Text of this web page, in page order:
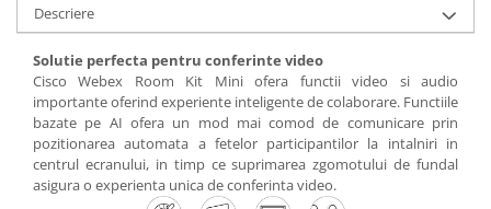
Descriere
Solutie perfecta pentru conferinte video
Cisco Webex Room Kit Mini ofera functii video si audio
importante oferind experiente inteligente de colaborare. Functiile
bazate pe AI ofera un mod mai comod de comunicare prin
pozitionarea automata a fetelor participantilor la intalniri in
centrul ecranului, in timp ce suprimarea zgomotului de fundal
asigura o experienta unica de conferinta video.